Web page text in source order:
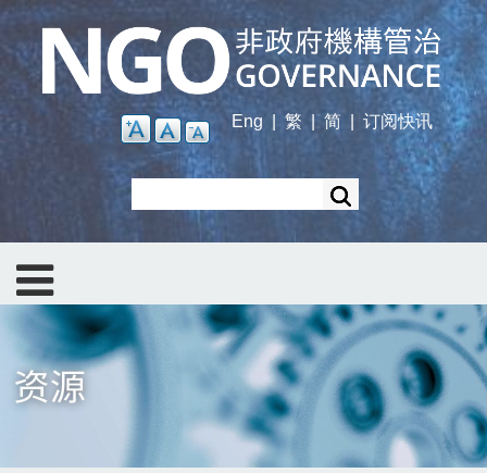
Skip
main
content
Eng
繁 | 简 订阅快讯